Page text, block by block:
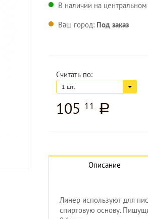
В наличии на
Ваш город: Под заказ
Считать по:
1 шт.
105 11 a
Описание
Линер используют для
спиртовую основу.